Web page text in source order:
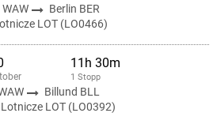
Berlin BER
LOT (LO0466)
11h 30m
1 Stopp
Billund BLL
LOT (LO0392)